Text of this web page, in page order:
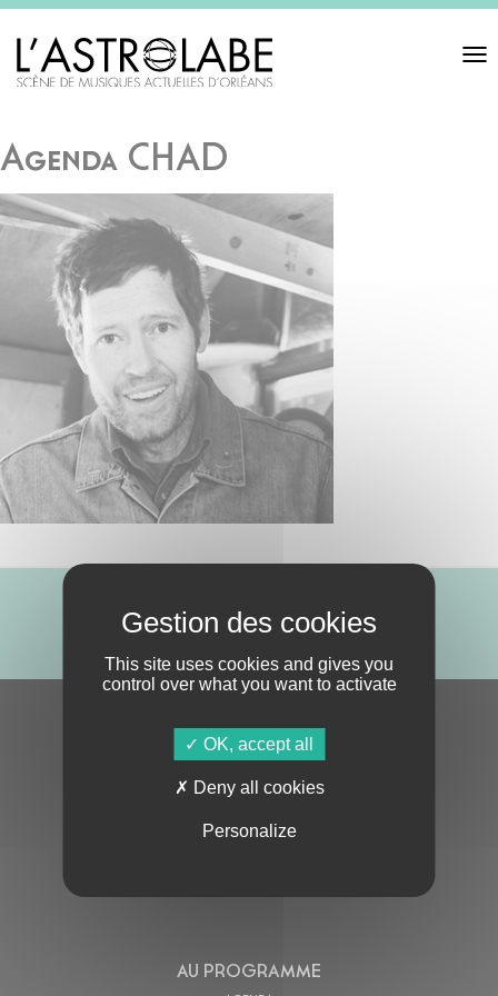
Toggle
Agenda CHAD
ABONNE-TOI !
S'ABONNER À LA NEWSLETTER
AU PROGRAMME
This site uses cookies and gives you
control over what you want to activate
OK, accept all
Deny all cookies
Personalize